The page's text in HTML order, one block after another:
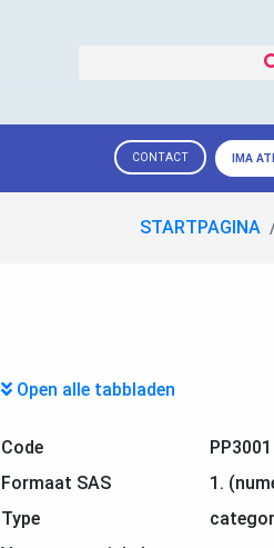
CONTACT IMA
STARTPAGINA
Open alle tabbladen
Code
PP3001
Formaat SAS
1.
Type